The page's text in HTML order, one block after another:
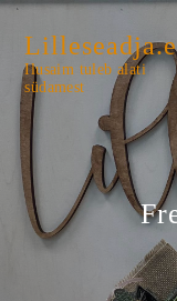
Ilusaim tuleb alati
südamest